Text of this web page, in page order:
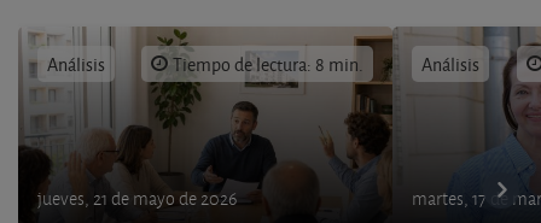
Análisis Tiempo de lectura: 8 min.
jueves, 21 de mayo de 2026
Análisis
martes, 17 de